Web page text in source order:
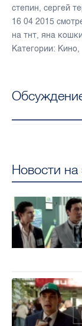
степин, сергей
16 04 2015
на тнт, яна
Категории: Кино,
Новости на